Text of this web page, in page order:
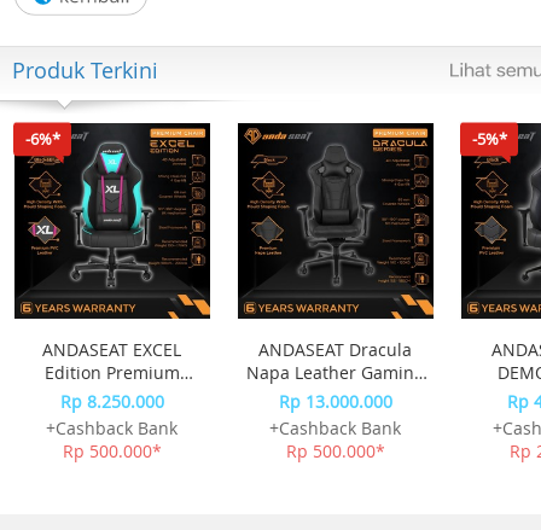
Produk Terkini
-6%*
ANDASEAT EXCEL
Edition Premium
Esport Kursi Gaming
Chair
Rp 8.250.000
+Cashback Bank
Rp 500.000*
ANDASEAT Dracula
Napa Leather Gaming
Chair - Black
Rp 13.000.000
+Cashback Bank
Rp 500.000*
-5%*
Rp
Rp